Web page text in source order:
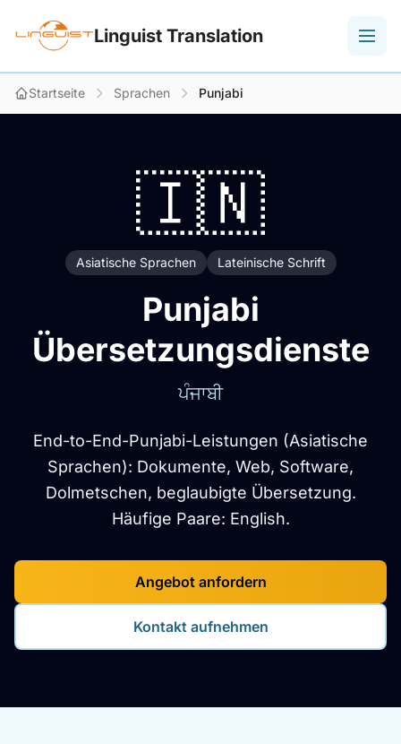
Linguist Translation
Startseite Sprachen Punjabi
🇮🇳
Asiatische Sprachen Lateinische Schrift
Punjabi
Übersetzungsdienste
ਪੰਜਾਬੀ
End-to-End-Punjabi-Leistungen (Asiatische
Sprachen): Dokumente, Web, Software,
Dolmetschen, beglaubigte Übersetzung.
Häufige Paare: English.
Angebot anfordern
Kontakt aufnehmen